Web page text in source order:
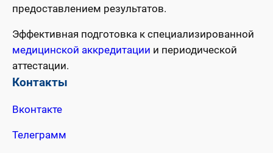
предоставлением результатов.
Эффективная подготовка к специализированной
медицинской аккредитации и периодической
аттестации.
Контакты
Вконтакте
Телеграмм